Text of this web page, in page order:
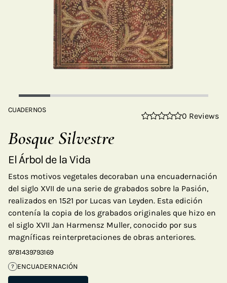
CUADERNOS
0 Reviews
Bosque Silvestre
El Árbol de la Vida
Estos motivos vegetales decoraban una encuadernación
del siglo XVII de una serie de grabados sobre la Pasión,
realizados en 1521 por Lucas van Leyden. Esta edición
contenía la copia de los grabados originales que hizo en
el siglo XVII Jan Harmensz Muller, conocido por sus
magníficas reinterpretaciones de obras anteriores.
9781439793169
? ENCUADERNACIÓN